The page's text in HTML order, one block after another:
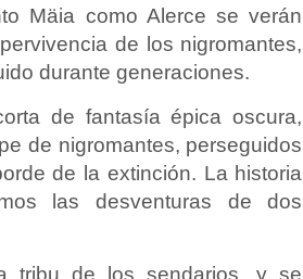
Mäia como Alerce se verán
de los nigromantes,
durante generaciones.
de fantasía épica oscura,
de nigromantes, perseguidos
de la extinción. La historia
las desventuras de dos
tribu de los sendarios, y se